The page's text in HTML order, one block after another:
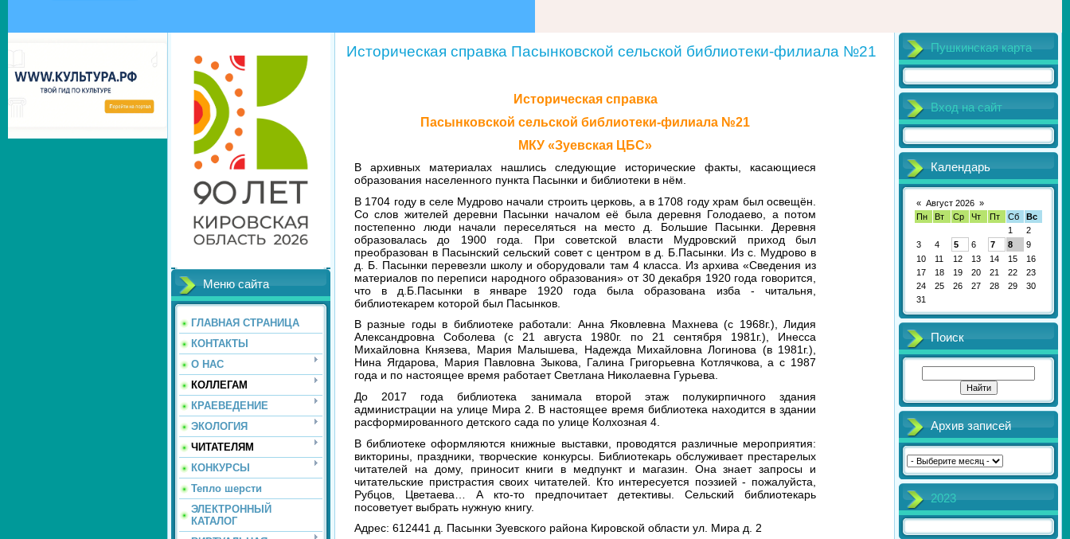
Меню сайта
ГЛАВНАЯ СТРАНИЦА
КОНТАКТЫ
О НАС
КОЛЛЕГАМ
КРАЕВЕДЕНИЕ
ЭКОЛОГИЯ
ЧИТАТЕЛЯМ
КОНКУРСЫ
Тепло шерсти
ЭЛЕКТРОННЫЙ
КАТАЛОГ
Историческая справка Пасынковской сельской библиотеки-филиала №21
Историческая справка
Пасынковской сельской библиотеки-филиала №21
МКУ «Зуевская ЦБС»
В архивных материалах нашлись следующие исторические факты, касающиеся
образования населенного пункта Пасынки и библиотеки в нём.
В 1704 году в селе Мудрово начали строить церковь, а в 1708 году храм был освещён.
Со слов жителей деревни Пасынки началом её была деревня Голодаево, а потом
постепенно люди начали переселяться на место д. Большие Пасынки. Деревня
образовалась до 1900 года. При советской власти Мудровский приход был
преобразован в Пасынский сельский совет с центром в д. Б.Пасынки. Из с. Мудрово в
д. Б. Пасынки перевезли школу и оборудовали там 4 класса. Из архива «Сведения из
материалов по переписи народного образования» от 30 декабря 1920 года говорится,
что в д.Б.Пасынки в январе 1920 года была образована изба - читальня,
библиотекарем которой был Пасынков.
В разные годы в библиотеке работали: Анна Яковлевна Махнева (с 1968г.), Лидия
Александровна Соболева (с 21 августа 1980г. по 21 сентября 1981г.), Инесса
Михайловна Князева, Мария Малышева, Надежда Михайловна Логинова (в 1981г.),
Нина Ягдарова, Мария Павловна Зыкова, Галина Григорьевна Котлячкова, а с 1987
года и по настоящее время работает Светлана Николаевна Гурьева.
До 2017 года библиотека занимала второй этаж полукирпичного здания
администрации на улице Мира 2. В настоящее время библиотека находится в здании
расформированного детского сада по улице Колхозная 4.
В библиотеке оформляются книжные выставки, проводятся различные мероприятия:
викторины, праздники, творческие конкурсы. Библиотекарь обслуживает престарелых
читателей на дому, приносит книги в медпункт и магазин. Она знает запросы и
читательские пристрастия своих читателей. Кто интересуется поэзией - пожалуйста,
Рубцов, Цветаева… А кто-то предпочитает детективы. Сельский библиотекарь
посоветует выбрать нужную книгу.
Адрес: 612441 д. Пасынки Зуевского района Кировской области ул. Мира д. 2
Пушкинская карта
Вход на сайт
Календарь
« Август 2026 »
Пн
Вт Ср Чт Пт Сб
Вс
1
2
3
4 5 6 7 8
9
10
11 12 13 14 15
16
17
18 19 20 21 22
23
24
25 26 27 28 29
30
31
Поиск
Архив записей
2023